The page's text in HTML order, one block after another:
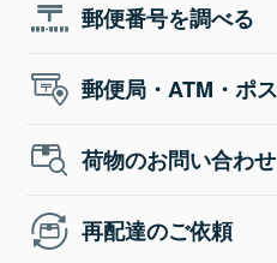
郵便番号を調べる
郵便局・ATM・ポ
荷物のお問い合わせ
再配達のご依頼